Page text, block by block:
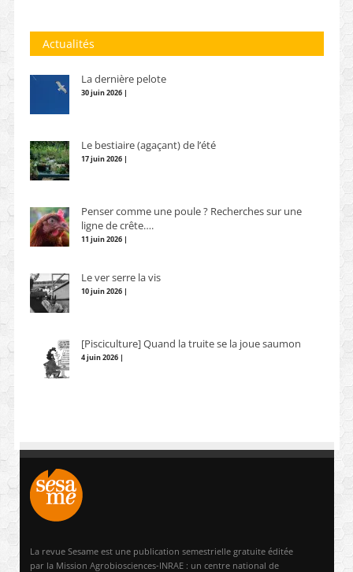
Actualités
La dernière pelote
30 juin 2026 |
Le bestiaire (agaçant) de l’été
17 juin 2026 |
Penser comme une poule ? Recherches sur une
ligne de crête….
11 juin 2026 |
Le ver serre la vis
10 juin 2026 |
[Pisciculture] Quand la truite se la joue saumon
4 juin 2026 |
La revue Sesame est une publication semestrielle gratuite éditée
par la Mission Agrobiosciences-INRAE : un centre national de